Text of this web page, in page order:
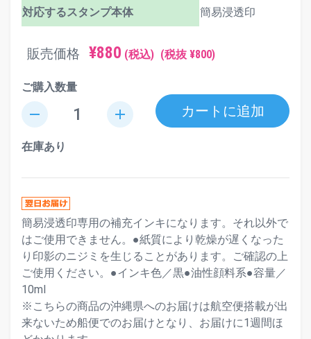
対応するスタンプ本体 簡易浸透印
販売価格 ¥880 (税込) (税抜 ¥800)
ご購入数量
remove add カートに追加
在庫あり
簡易浸透印専用の補充インキになります。それ以外で
はご使用できません。●紙質により乾燥が遅くなった
り印影のニジミを生じることがあります。ご確認の上
ご使用ください。●インキ色／黒●油性顔料系●容量／
10ml
※こちらの商品の沖縄県へのお届けは航空便搭載が出
来ないため船便でのお届けとなり、お届けに1週間ほ